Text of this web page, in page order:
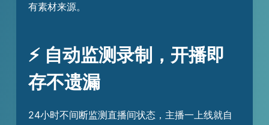
有素材来源。
⚡ 自动监测录制，开播即
存不遗漏
24小时不间断监测直播间状态，主播一上线就自